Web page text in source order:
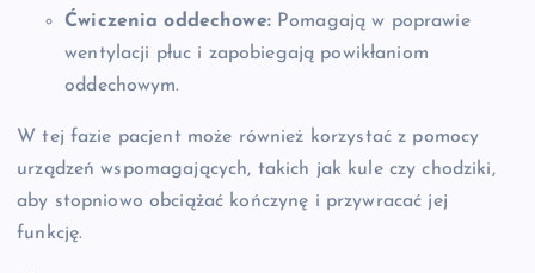
Ćwiczenia oddechowe:Pomagają w poprawie
wentylacji płuc i zapobiegają powikłaniom
oddechowym.
W tej fazie pacjent może również korzystać z pomocy
urządzeń wspomagających, takich jak kule czy chodziki,
aby stopniowo obciążać kończynę i przywracać jej
funkcję.